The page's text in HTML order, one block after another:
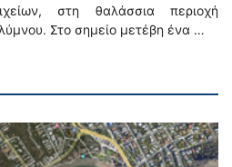
στη θαλάσσια περιοχή
Στο σημείο μετέβη ένα …